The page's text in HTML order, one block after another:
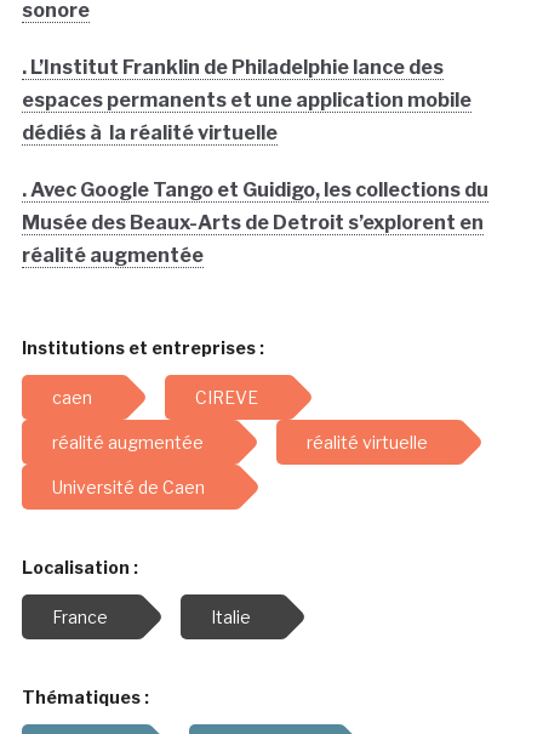
sonore
. L’Institut Franklin de Philadelphie lance des
espaces permanents et une application mobile
dédiés à la réalité virtuelle
. Avec Google Tango et Guidigo, les collections du
Musée des Beaux-Arts de Detroit s’explorent en
réalité augmentée
Institutions et entreprises :
caen CIREVE
réalité augmentée réalité virtuelle
Université de Caen
Localisation :
France Italie
Thématiques :